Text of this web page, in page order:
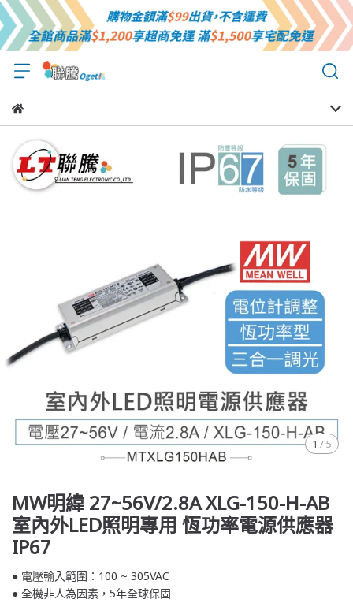
1 /5
MW明緯 27~56V/2.8A XLG-150-H-AB
室內外LED照明專用 恆功率電源供應器
IP67
● 電壓輸入範圍：100 ~ 305VAC
● 全機非人為因素，5年全球保固